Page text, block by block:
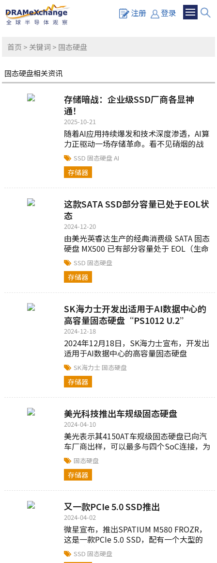
注册 登录
首页 > 关键词 > 固态硬盘
固态硬盘相关资讯
存储暗战：企业级SSD厂商各显神
通！
2025-10-21
随着AI应用持续爆发和技术深度渗透，AI算
力正驱动一场存储革命。看不见硝烟的战
争已打响，企业级SSD作为数据的重要载
体，其技术突破与产业发展...
SSD 固态硬盘AI
存储器
这款SATA SSD部分容量已处于EOL状
态
2024-12-20
由美光英睿达生产的经典消费级 SATA 固态
硬盘 MX500 已有部分容量处于 EOL（生命
周期结束）...
SSD 固态硬盘
存储器
SK海力士开发出适用于AI数据中心的
高容量固态硬盘“PS1012 U.2”
2024-12-18
2024年12月18日，SK海力士宣布，开发出
适用于AI数据中心的高容量固态硬盘
（SSD，Solid State Drive）产
品‘PS1012 U.2*（以下简称PS1012...
SK海力士 固态硬盘
存储器
美光科技推出车规级固态硬盘
2024-04-10
美光表示其4150AT车规级固态硬盘已向汽
车厂商出样，可以最多与四个SoC连接，为
软件定义的智能车辆集中存储
固态硬盘
存储器
又一款PCIe 5.0 SSD推出
2024-04-02
微星宣布，推出SPATIUM M580 FROZR，
这是一款PCIe 5.0 SSD，配有一个大型的
塔式散热器，还带有热管。微星表示，凭
借尖端...
SSD 固态硬盘